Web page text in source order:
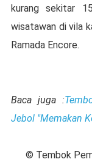
kurang sekitar
wisatawan di vila
Ramada Encore.
Baca juga :
Jebol "Memakan
© Tembok